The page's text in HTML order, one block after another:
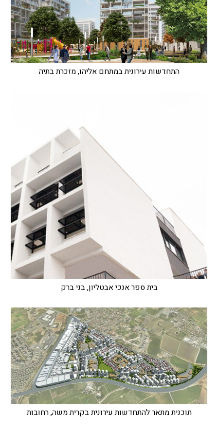
התחדשות עירונית במתחם אליהו, מזכרת בתיה
בית ספר אנכי אבטליון, בני ברק
תוכנית מתאר להתחדשות עירונית בקרית משה, רחובות